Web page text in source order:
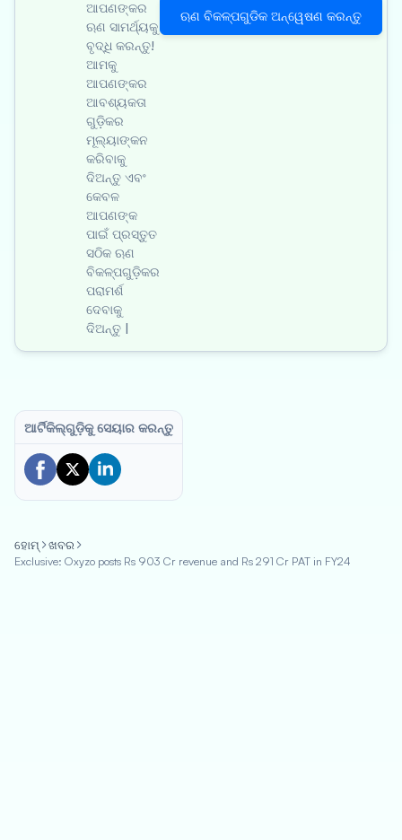
ଆପଣଙ୍କର
ଋଣ ସାମର୍ଥ୍ୟକୁ
ବୃଦ୍ଧି କରନ୍ତୁ!
ଆମକୁ
ଆପଣଙ୍କର
ଆବଶ୍ୟକତା
ଗୁଡ଼ିକର
ମୂଲ୍ୟାଙ୍କନ
କରିବାକୁ
ଦିଅନ୍ତୁ ଏବଂ
କେବଳ
ଆପଣଙ୍କ
ପାଇଁ ପ୍ରସ୍ତୁତ
ସଠିକ ଋଣ
ବିକଳ୍ପଗୁଡ଼ିକର
ପରାମର୍ଶ
ଦେବାକୁ
ଦିଅନ୍ତୁ |
ଋଣ ବିକଳ୍ପଗୁଡିକ ଅନ୍ୱେଷଣ କରନ୍ତୁ
ଆର୍ଟିକିଲ୍‌ଗୁଡ଼ିକୁ ସେୟାର କରନ୍ତୁ
ହୋମ୍
ଖବର
Exclusive: Oxyzo posts Rs 903 Cr revenue and Rs 291 Cr PAT in FY24